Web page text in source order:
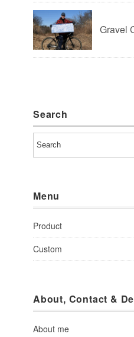
Gravel
Search
Menu
Product
Custom
About, Contact &
About me